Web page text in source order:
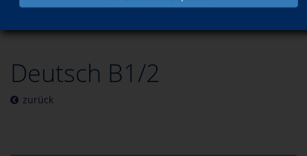
Weiterbildungen für Fremdsprachendozierende
Deutsch B1/2
zurück